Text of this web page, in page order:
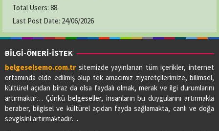
Total Users: 88
Last Post Date: 24/06/2026
BİLGİ-ÖNERİ-İSTEK
belgeselsemo.com.tr sitemizde yayınlanan tüm içerikler, internet
ortamında elde edilmiş olup tek amacımız ziyaretçilerimize, bilimsel,
kültürel açıdan biraz da olsa faydalı olmak, merak ve ilgi durumlarını
artırmaktır… Çünkü belgeseller, insanların bu duygularını artırmakla
beraber, bilgisel ve kültürel açıdan fayda sağlamakta, canlı ve doğa
sevgisini artırmaktadır…